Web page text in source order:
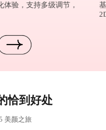
体验，支持多级调节，
恰到好处
美颜之旅